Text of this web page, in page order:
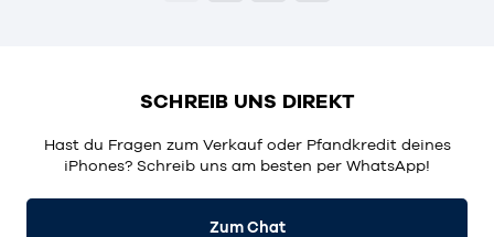
SCHREIB UNS DIREKT
Hast du Fragen zum Verkauf oder Pfandkredit deines
iPhones? Schreib uns am besten per WhatsApp!
Zum Chat